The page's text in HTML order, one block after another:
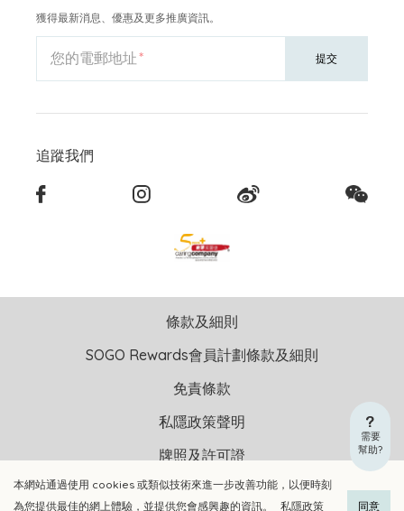
本網站通過使用 cookies 或類似技術來進一步改善功能，以便時刻
為您提供最佳的網上體驗，並提供您會感興趣的資訊。
私隱政策 同意
需要
幫助?
獲得最新消息、優惠及更多推廣資訊。
您的電郵地址 提交
追蹤我們
版權聲明 © 2026 崇光(香港)百貨有限公司 版權所有 不得轉載
條款及細則
SOGO Rewards會員計劃條款及細則
免責條款
私隱政策聲明
牌照及許可證